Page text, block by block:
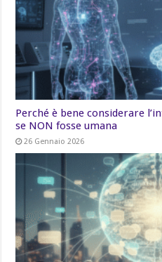
Perché è bene considerare
se NON fosse umana
26 Gennaio 2026